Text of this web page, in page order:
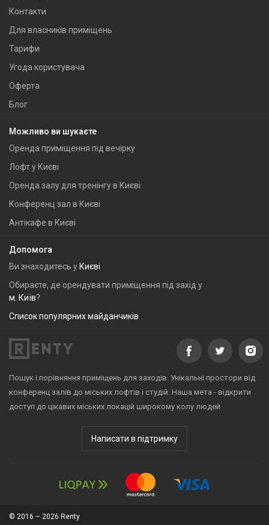
Контакти
Для власників приміщень
Тарифи
Угода користувача
Оферта
Блог
Можливо ви шукаєте
Оренда приміщення під вечірку
Лофт у Києві
Оренда залу для тренінгу в Києві
Конференц зал в Києві
Антікафе в Києві
Допомога
Ви знаходитесь у Києві
Обираєте, де орендувати приміщення під захід у
м. Київ?
Список популярних майданчиків
Пошук і порівняння приміщень для заходів. Унікальні простори від
конференц залів до міських лофтів і студій. Наша мета - відкрити
доступ до цікавих міських локацій широкому колу людей
Написати в підтримку
© 2016 – 2026 Renty